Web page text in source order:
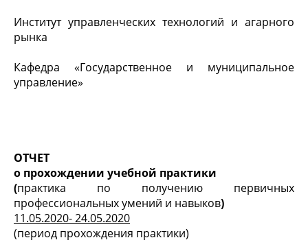
Институт управленческих технологий и агарного
рынка
Кафедра «Государственное и муниципальное
управление»
ОТЧЕТ
о прохождении учебной практики
(практика по получению первичных
профессиональных умений и навыков)
11.05.2020- 24.05.2020
(период прохождения практики)